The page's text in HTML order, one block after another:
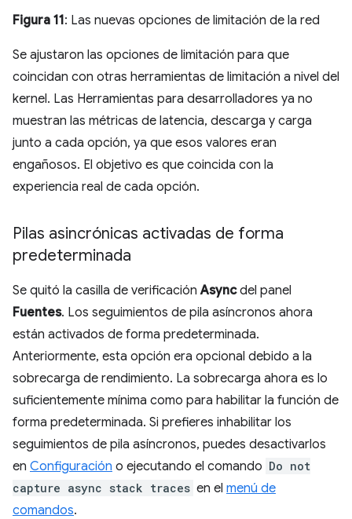
Figura 11: Las nuevas opciones de limitación de la red
Se ajustaron las opciones de limitación para que
coincidan con otras herramientas de limitación a nivel del
kernel. Las Herramientas para desarrolladores ya no
muestran las métricas de latencia, descarga y carga
junto a cada opción, ya que esos valores eran
engañosos. El objetivo es que coincida con la
experiencia real de cada opción.
Pilas asincrónicas activadas de forma
predeterminada
Se quitó la casilla de verificaciónAsyncdel panel
Fuentes. Los seguimientos de pila asíncronos ahora
están activados de forma predeterminada.
Anteriormente, esta opción era opcional debido a la
sobrecarga de rendimiento. La sobrecarga ahora es lo
suficientemente mínima como para habilitar la función de
forma predeterminada. Si prefieres inhabilitar los
seguimientos de pila asíncronos, puedes desactivarlos
en Configuración o ejecutando el comando Do not
capture async stack traces en el menú de
comandos.